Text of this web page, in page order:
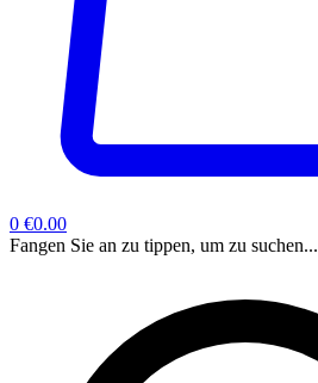
0 €0.00
Fangen Sie an zu tippen, um zu suchen...